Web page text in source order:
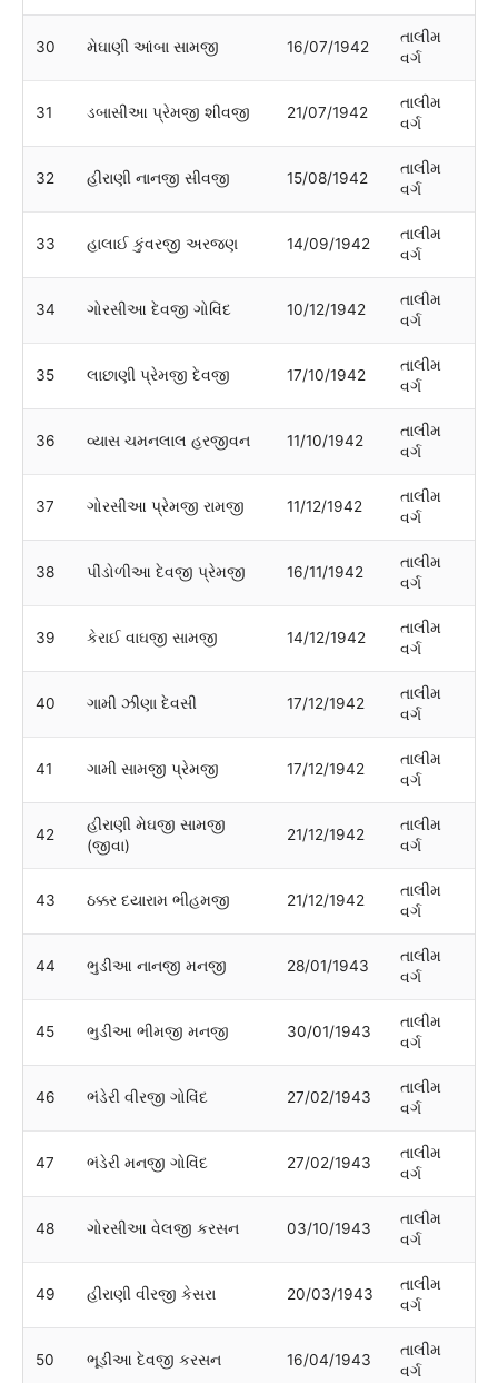
30 મેઘાણી આંબા સામજી 16/07/1942
તાલીમ
વર્ગ
31 ડબાસીઆ પ્રેમજી શીવજી 21/07/1942
તાલીમ
વર્ગ
32 હીરાણી નાનજી સીવજી 15/08/1942
તાલીમ
વર્ગ
33 હાલાઈ કુંવરજી અરજણ 14/09/1942
તાલીમ
વર્ગ
34 ગોરસીઆ દેવજી ગોવિંદ 10/12/1942
તાલીમ
વર્ગ
35 લાછાણી પ્રેમજી દેવજી 17/10/1942
તાલીમ
વર્ગ
36 વ્યાસ ચમનલાલ હરજીવન 11/10/1942
તાલીમ
વર્ગ
37 ગોરસીઆ પ્રેમજી રામજી 11/12/1942
તાલીમ
વર્ગ
38 પીંડોળીઆ દેવજી પ્રેમજી 16/11/1942
તાલીમ
વર્ગ
39 કેરાઈ વાઘજી સામજી 14/12/1942
તાલીમ
વર્ગ
40 ગામી ઝીણા દેવસી 17/12/1942
તાલીમ
વર્ગ
41 ગામી સામજી પ્રેમજી 17/12/1942
તાલીમ
વર્ગ
42
હીરાણી મેઘજી સામજી
(જીવા)
21/12/1942
તાલીમ
વર્ગ
43 ઠક્કર દયારામ ભીહમજી 21/12/1942
તાલીમ
વર્ગ
44 ભુડીઆ નાનજી મનજી 28/01/1943
તાલીમ
વર્ગ
45 ભુડીઆ ભીમજી મનજી 30/01/1943
તાલીમ
વર્ગ
46 ભંડેરી વીરજી ગોવિંદ 27/02/1943
તાલીમ
વર્ગ
47 ભંડેરી મનજી ગોવિંદ 27/02/1943
તાલીમ
વર્ગ
48 ગોરસીઆ વેલજી કરસન 03/10/1943
તાલીમ
વર્ગ
49 હીરાણી વીરજી કેસરા 20/03/1943
તાલીમ
વર્ગ
50 ભૂડીઆ દેવજી કરસન 16/04/1943
તાલીમ
વર્ગ